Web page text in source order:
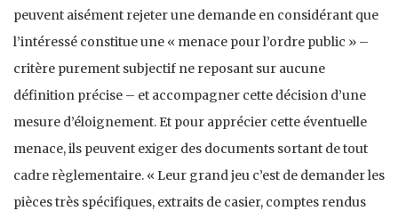
peuvent aisément rejeter une demande en considérant que
l’intéressé constitue une « menace pour l’ordre public » –
critère purement subjectif ne reposant sur aucune
définition précise – et accompagner cette décision d’une
mesure d’éloignement. Et pour apprécier cette éventuelle
menace, ils peuvent exiger des documents sortant de tout
cadre règlementaire. « Leur grand jeu c’est de demander les
pièces très spécifiques, extraits de casier, comptes rendus